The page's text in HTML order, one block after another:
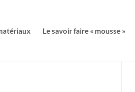
Le savoir faire « mousse »